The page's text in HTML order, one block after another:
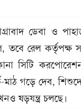
ডেবা ও
তবে রেল কর্তৃপক্ষ
সিটি
গড়ে দেব,
ষড়যন্ত্র চলছে।